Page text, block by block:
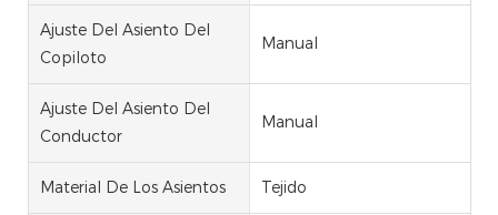
Ajuste Del Asiento Del
Copiloto
Manual
Ajuste Del Asiento Del
Conductor
Manual
Material De Los Asientos Tejido